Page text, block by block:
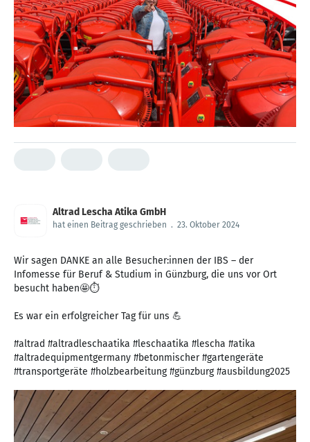
Altrad Lescha Atika GmbH
hat einen Beitrag geschrieben . 23. Oktober 2024
Wir sagen DANKE an alle Besucher:innen der IBS – der
Infomesse für Beruf & Studium in Günzburg, die uns vor Ort
besucht haben🤩⏱
Es war ein erfolgreicher Tag für uns 💪
#altrad #altradleschaatika #leschaatika #lescha #atika
#altradequipmentgermany #betonmischer #gartengeräte
#transportgeräte #holzbearbeitung #günzburg #ausbildung2025